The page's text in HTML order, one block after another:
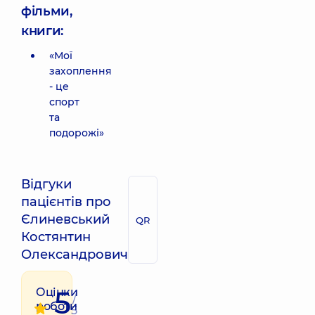
фільми,
книги:
«Мої
захоплення
- це
спорт
та
подорожі»
Відгуки
пацієнтів про
Єлиневський
Костянтин
Олександрович
QR
Оцінки
роботи
5/
5